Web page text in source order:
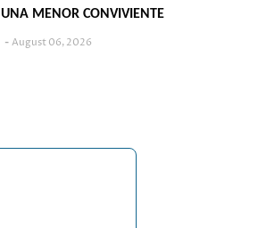
UNA MENOR CONVIVIENTE
August 06, 2026